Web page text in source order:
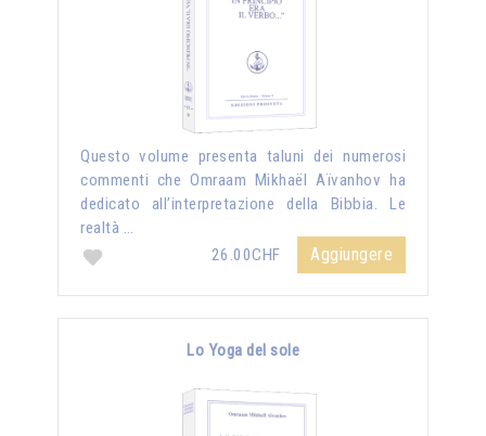
Questo volume presenta taluni dei numerosi
commenti che Omraam Mikhaël Aïvanhov ha
dedicato all’interpretazione della Bibbia. Le
realtà …
26.00CHF
Aggiungere
Lo Yoga del sole